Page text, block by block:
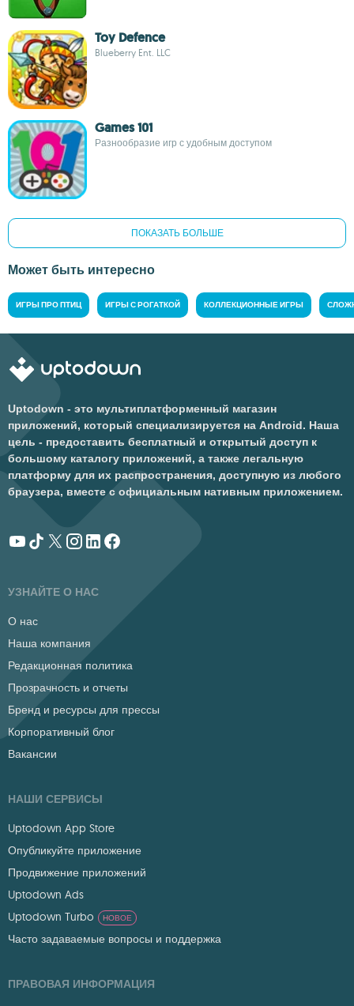
Toy Defence
Blueberry Ent. LLC
Games 101
Разнообразие игр с удобным доступом
ПОКАЗАТЬ БОЛЬШЕ
Может быть интересно
ИГРЫ ПРО ПТИЦ ИГРЫ С РОГАТКОЙ КОЛЛЕКЦИОННЫЕ ИГРЫ
Uptodown - это мультиплатформенный магазин
приложений, который специализируется на Android. Наша
цель - предоставить бесплатный и открытый доступ к
большому каталогу приложений, а также легальную
платформу для их распространения, доступную из любого
браузера, вместе с официальным нативным приложением.
УЗНАЙТЕ О НАС
О нас
Наша компания
Редакционная политика
Прозрачность и отчеты
Бренд и ресурсы для прессы
Корпоративный блог
Вакансии
НАШИ СЕРВИСЫ
Uptodown App Store
Опубликуйте приложение
Продвижение приложений
Uptodown Ads
Uptodown Turbo
НОВОЕ
Часто задаваемые вопросы и поддержка
ПРАВОВАЯ ИНФОРМАЦИЯ